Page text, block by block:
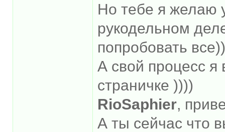
Но тебе я желаю
рукодельном
попробовать все))
А свой процесс
страничке ))))
RioSaphier,
А ты сейчас что